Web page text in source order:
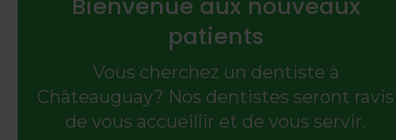
patients
Vous cherchez un dentiste à
Châteauguay? Nos dentistes seront ravis
de vous accueillir et de vous servir.